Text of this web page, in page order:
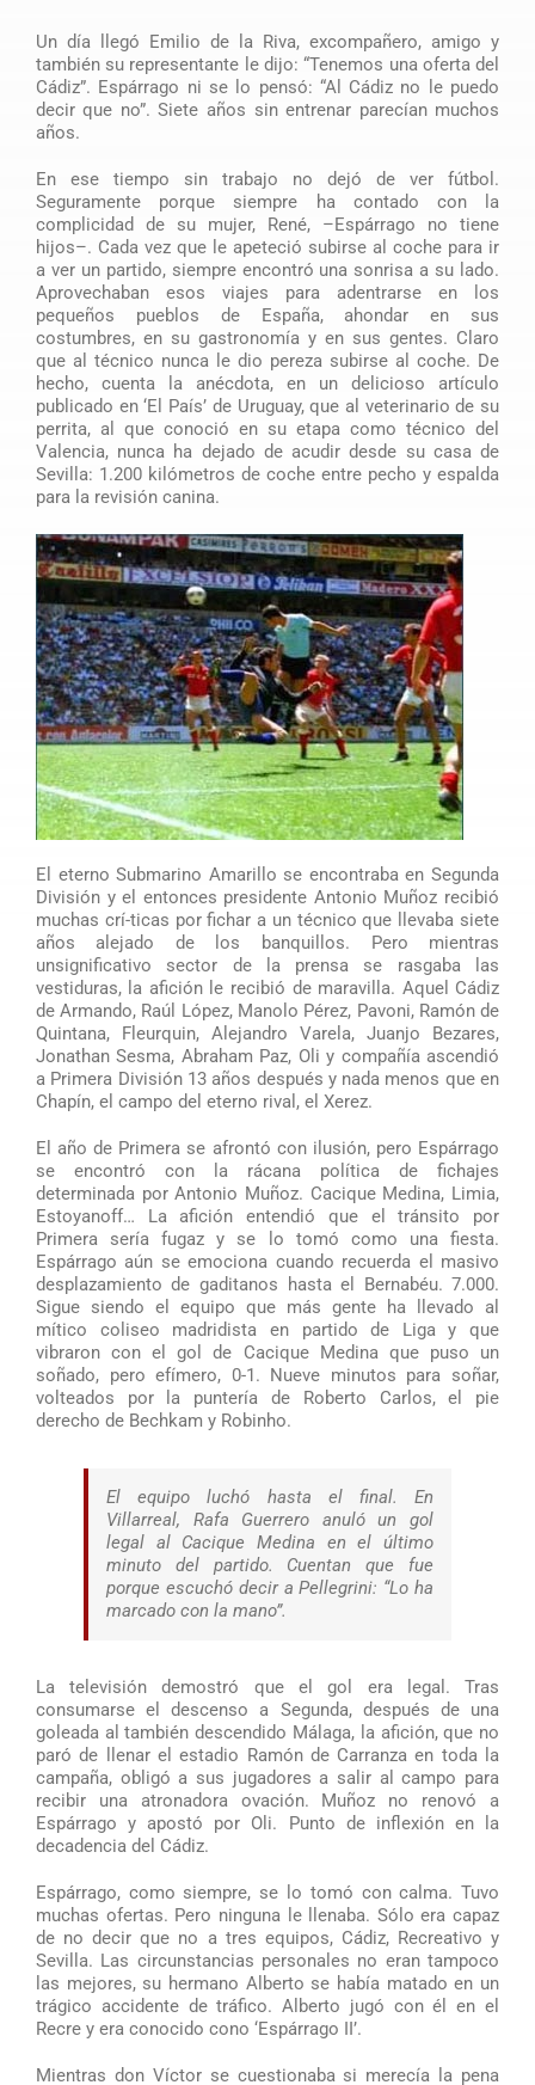
Un día llegó Emilio de la Riva, excompañero, amigo y
también su representante le dijo: “Tenemos una oferta del
Cádiz”. Espárrago ni se lo pensó: “Al Cádiz no le puedo
decir que no”. Siete años sin entrenar parecían muchos
años.
En ese tiempo sin trabajo no dejó de ver fútbol.
Seguramente porque siempre ha contado con la
complicidad de su mujer, René, –Espárrago no tiene
hijos–. Cada vez que le apeteció subirse al coche para ir
a ver un partido, siempre encontró una sonrisa a su lado.
Aprovechaban esos viajes para adentrarse en los
pequeños pueblos de España, ahondar en sus
costumbres, en su gastronomía y en sus gentes. Claro
que al técnico nunca le dio pereza subirse al coche. De
hecho, cuenta la anécdota, en un delicioso artículo
publicado en ‘El País’ de Uruguay, que al veterinario de su
perrita, al que conoció en su etapa como técnico del
Valencia, nunca ha dejado de acudir desde su casa de
Sevilla: 1.200 kilómetros de coche entre pecho y espalda
para la revisión canina.
El eterno Submarino Amarillo se encontraba en Segunda
División y el entonces presidente Antonio Muñoz recibió
muchas crí-ticas por fichar a un técnico que llevaba siete
años alejado de los banquillos. Pero mientras
unsignificativo sector de la prensa se rasgaba las
vestiduras, la afición le recibió de maravilla. Aquel Cádiz
de Armando, Raúl López, Manolo Pérez, Pavoni, Ramón de
Quintana, Fleurquin, Alejandro Varela, Juanjo Bezares,
Jonathan Sesma, Abraham Paz, Oli y compañía ascendió
a Primera División 13 años después y nada menos que en
Chapín, el campo del eterno rival, el Xerez.
El año de Primera se afrontó con ilusión, pero Espárrago
se encontró con la rácana política de fichajes
determinada por Antonio Muñoz. Cacique Medina, Limia,
Estoyanoff… La afición entendió que el tránsito por
Primera sería fugaz y se lo tomó como una fiesta.
Espárrago aún se emociona cuando recuerda el masivo
desplazamiento de gaditanos hasta el Bernabéu. 7.000.
Sigue siendo el equipo que más gente ha llevado al
mítico coliseo madridista en partido de Liga y que
vibraron con el gol de Cacique Medina que puso un
soñado, pero efímero, 0-1. Nueve minutos para soñar,
volteados por la puntería de Roberto Carlos, el pie
derecho de Bechkam y Robinho.
El equipo luchó hasta el final. En
Villarreal, Rafa Guerrero anuló un gol
legal al Cacique Medina en el último
minuto del partido. Cuentan que fue
porque escuchó decir a Pellegrini: “Lo ha
marcado con la mano”.
La televisión demostró que el gol era legal. Tras
consumarse el descenso a Segunda, después de una
goleada al también descendido Málaga, la afición, que no
paró de llenar el estadio Ramón de Carranza en toda la
campaña, obligó a sus jugadores a salir al campo para
recibir una atronadora ovación. Muñoz no renovó a
Espárrago y apostó por Oli. Punto de inflexión en la
decadencia del Cádiz.
Espárrago, como siempre, se lo tomó con calma. Tuvo
muchas ofertas. Pero ninguna le llenaba. Sólo era capaz
de no decir que no a tres equipos, Cádiz, Recreativo y
Sevilla. Las circunstancias personales no eran tampoco
las mejores, su hermano Alberto se había matado en un
trágico accidente de tráfico. Alberto jugó con él en el
Recre y era conocido cono ‘Espárrago II’.
Mientras don Víctor se cuestionaba si merecía la pena